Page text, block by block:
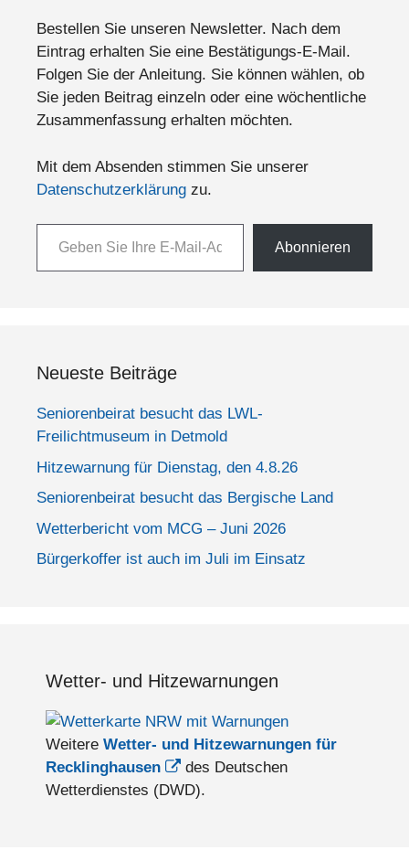
Bestellen Sie unseren Newsletter. Nach dem
Eintrag erhalten Sie eine Bestätigungs-E-Mail.
Folgen Sie der Anleitung. Sie können wählen, ob
Sie jeden Beitrag einzeln oder eine wöchentliche
Zusammenfassung erhalten möchten.
Mit dem Absenden stimmen Sie unserer
Datenschutzerklärung zu.
Geben Sie Ihre E-Mail-Adresse ein ...
Abonnieren
Neueste Beiträge
Seniorenbeirat besucht das LWL-
Freilichtmuseum in Detmold
Hitzewarnung für Dienstag, den 4.8.26
Seniorenbeirat besucht das Bergische Land
Wetterbericht vom MCG – Juni 2026
Bürgerkoffer ist auch im Juli im Einsatz
Wetter- und Hitzewarnungen
Weitere Wetter- und Hitzewarnungen für
Recklinghausen
des Deutschen
Wetterdienstes (DWD).